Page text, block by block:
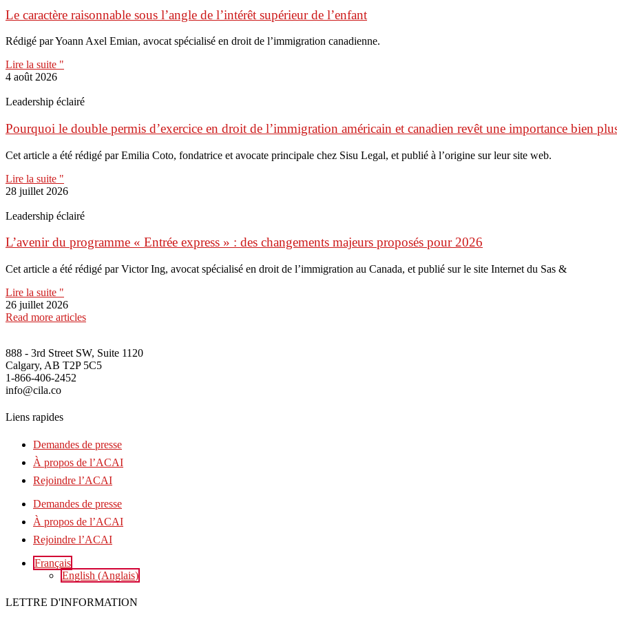
Le caractère raisonnable sous l’angle de l’intérêt supérieur de l’enfant
Rédigé par Yoann Axel Emian, avocat spécialisé en droit de l’immigration canadienne.
Lire la suite "
4 août 2026
Leadership éclairé
Pourquoi le double permis d’exercice en droit de l’immigration américain et canadien revêt une importance bien
Cet article a été rédigé par Emilia Coto, fondatrice et avocate principale chez Sisu Legal, et publié à l’origine sur leur site web.
Lire la suite "
28 juillet 2026
Leadership éclairé
L’avenir du programme « Entrée express » : des changements majeurs proposés pour 2026
Cet article a été rédigé par Victor Ing, avocat spécialisé en droit de l’immigration au Canada, et publié sur le site Internet du Sas &
Lire la suite "
26 juillet 2026
Read more articles
888 - 3rd Street SW, Suite 1120
Calgary, AB T2P 5C5
1-866-406-2452
info@cila.co
Liens rapides
Demandes de presse
À propos de l’ACAI
Rejoindre l’ACAI
Demandes de presse
À propos de l’ACAI
Rejoindre l’ACAI
Français
English (Anglais)
LETTRE D'INFORMATION